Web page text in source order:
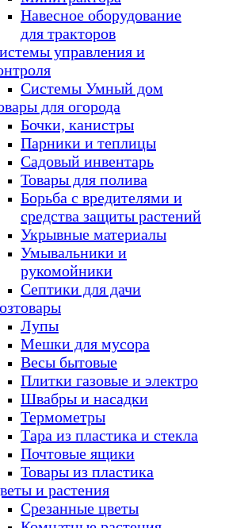
Навесное оборудование
для тракторов
управления и
Системы Умный дом
для огорода
Бочки, канистры
Парники и теплицы
Садовый инвентарь
Товары для полива
Борьба с вредителями и
средства защиты растений
Укрывные материалы
Умывальники и
рукомойники
Септики для дачи
Лупы
Мешки для мусора
Весы бытовые
Плитки газовые и электро
Швабры и насадки
Термометры
Тара из пластика и стекла
Почтовые ящики
Товары из пластика
и растения
Срезанные цветы